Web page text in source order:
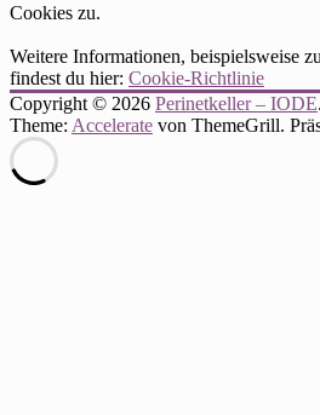
Cookies zu.
Weitere Informationen, beispielsweise
findest du hier: Cookie-Richtlinie
Copyright © 2026 Perinetkeller – IODE
Theme: Accelerate von ThemeGrill.